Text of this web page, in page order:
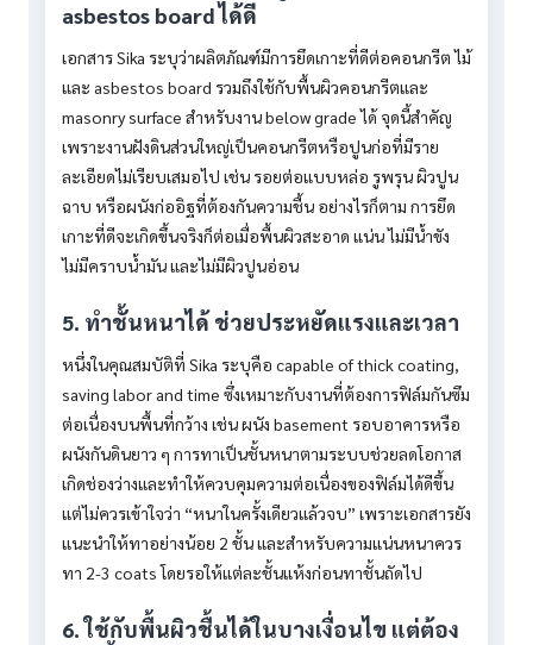
asbestos board ได้ดี
เอกสาร Sika ระบุว่าผลิตภัณฑ์มีการยึดเกาะที่ดีต่อคอนกรีต ไม้
และ asbestos board รวมถึงใช้กับพื้นผิวคอนกรีตและ
masonry surface สำหรับงาน below grade ได้ จุดนี้สำคัญ
เพราะงานฝังดินส่วนใหญ่เป็นคอนกรีตหรือปูนก่อที่มีราย
ละเอียดไม่เรียบเสมอไป เช่น รอยต่อแบบหล่อ รูพรุน ผิวปูน
ฉาบ หรือผนังก่ออิฐที่ต้องกันความชื้น อย่างไรก็ตาม การยึด
เกาะที่ดีจะเกิดขึ้นจริงก็ต่อเมื่อพื้นผิวสะอาด แน่น ไม่มีน้ำขัง
ไม่มีคราบน้ำมัน และไม่มีผิวปูนอ่อน
5. ทำชั้นหนาได้ ช่วยประหยัดแรงและเวลา
หนึ่งในคุณสมบัติที่ Sika ระบุคือ capable of thick coating,
saving labor and time ซึ่งเหมาะกับงานที่ต้องการฟิล์มกันซึม
ต่อเนื่องบนพื้นที่กว้าง เช่น ผนัง basement รอบอาคารหรือ
ผนังกันดินยาว ๆ การทาเป็นชั้นหนาตามระบบช่วยลดโอกาส
เกิดช่องว่างและทำให้ควบคุมความต่อเนื่องของฟิล์มได้ดีขึ้น
แต่ไม่ควรเข้าใจว่า “หนาในครั้งเดียวแล้วจบ” เพราะเอกสารยัง
แนะนำให้ทาอย่างน้อย 2 ชั้น และสำหรับความแน่นหนาควร
ทา 2-3 coats โดยรอให้แต่ละชั้นแห้งก่อนทาชั้นถัดไป
6. ใช้กับพื้นผิวชื้นได้ในบางเงื่อนไข แต่ต้อง